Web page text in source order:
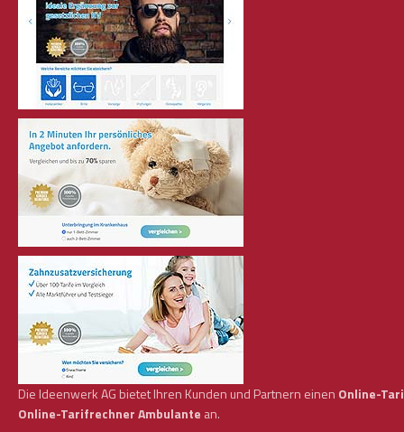
Die Ideenwerk AG bietet Ihren Kunden und Partnern einen Online-
Online-Tarifrechner Ambulante an.